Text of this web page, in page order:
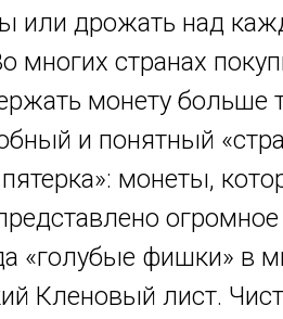
или дрожать над
многих странах
монету больше
и понятный
монеты,
«голубые фишки» в
Кленовый лист.